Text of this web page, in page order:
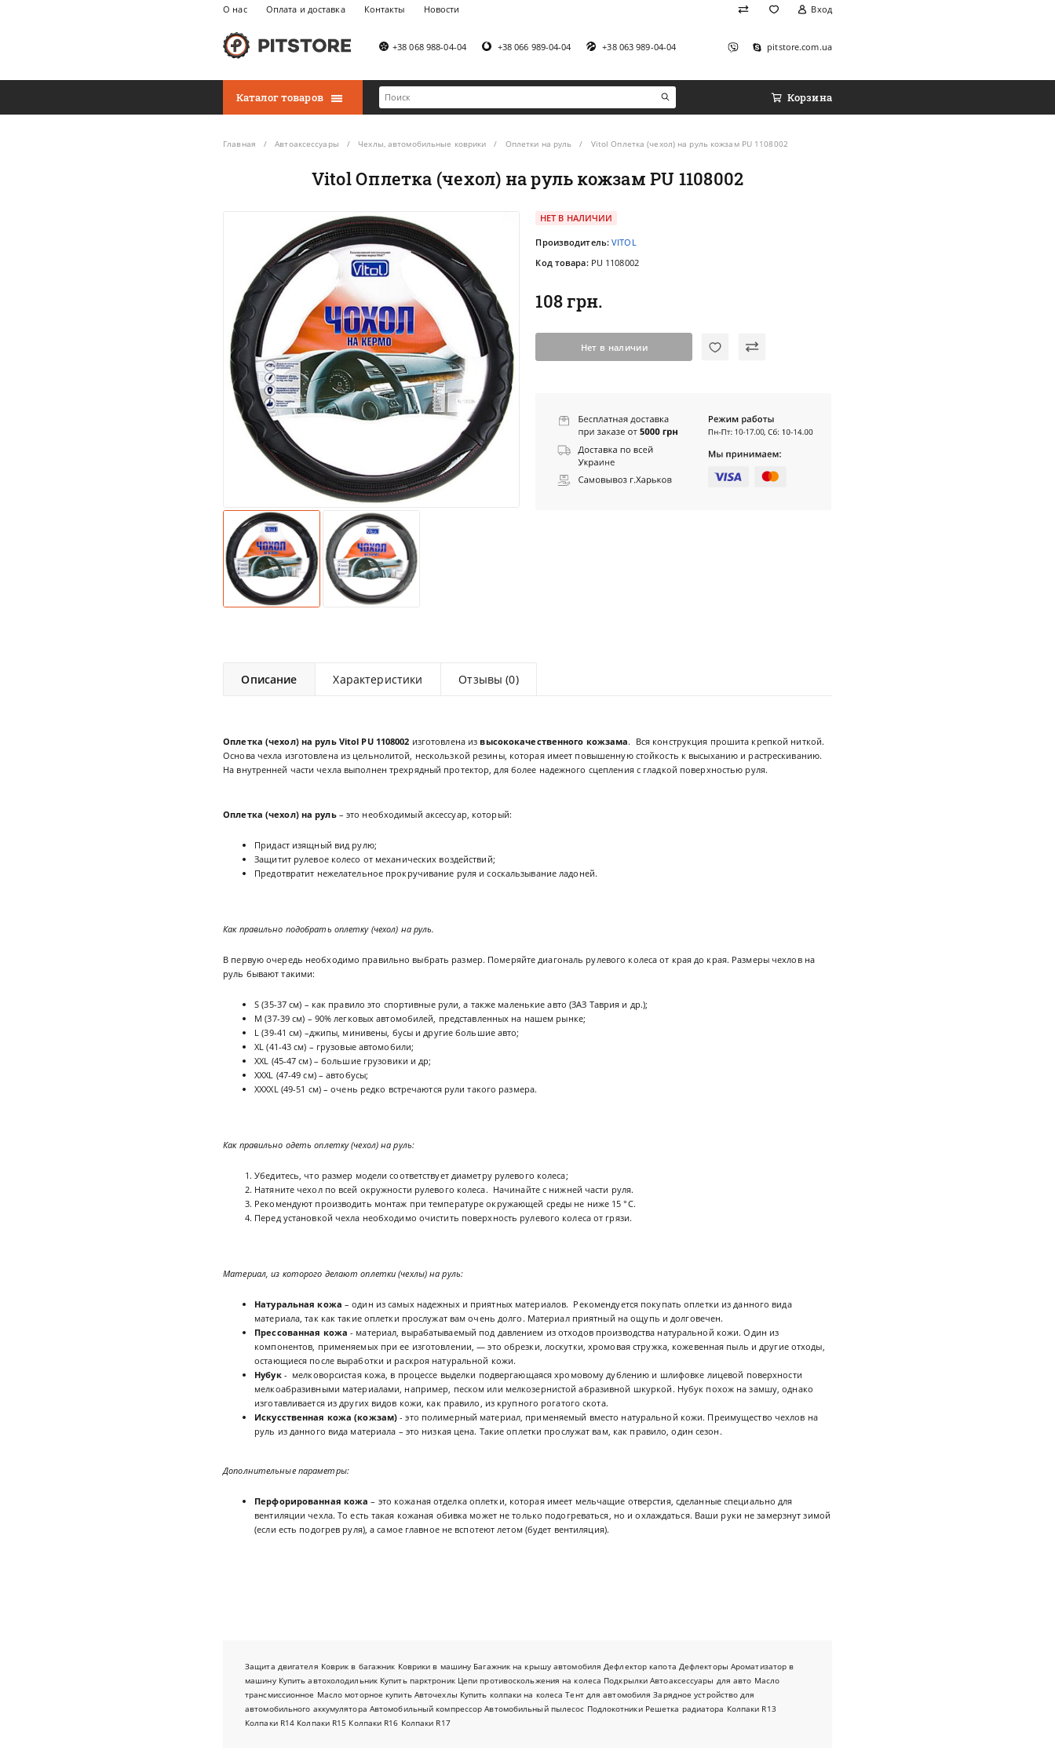
О нас Оплата и доставка Контакты Новости Вход
+38 068 988-04-04 +38 066 989-04-04 +38 063 989-04-04 pitstore.com.ua
Каталог товаров Корзина
Главная Автоаксессуары Чехлы, автомобильные коврики Оплетки на руль Vitol Оплетка (чехол) на руль кожзам PU 1108002
Vitol Оплетка (чехол) на руль кожзам PU 1108002
НЕТ В НАЛИЧИИ
Производитель:VITOL
Код товара: PU 1108002
108 грн.
Нет в наличии
Описание Характеристики Отзывы (0)
Оплетка (чехол) на руль Vitol PU 1108002 изготовлена извысококачественного кожзама. Вся конструкция прошита крепкой ниткой.
Основа чехла изготовлена из цельнолитой, нескользкой резины, которая имеет повышенную стойкость к высыханию и растрескиванию.
На внутренней части чехла выполнен трехрядный протектор, для более надежного сцепления с гладкой поверхностью руля.
Оплетка (чехол) на руль– это необходимый аксессуар, который:
Придаст изящный вид рулю;
Защитит рулевое колесо от механических воздействий;
Предотвратит нежелательное прокручивание руля и соскальзывание ладоней.
Как правильно подобрать оплетку (чехол) на руль.
В первую очередь необходимо правильно выбрать размер. Померяйте диагональ рулевого колеса от края до края. Размеры чехлов на
руль бывают такими:
S (35-37 см) – как правило это спортивные рули, а также маленькие авто (ЗАЗ Таврия и др.);
М (37-39 см) – 90% легковых автомобилей, представленных на нашем рынке;
L (39-41 см) –джипы, минивены, бусы и другие большие авто;
XL (41-43 см) – грузовые автомобили;
XXL (45-47 см) – большие грузовики и др;
XXXL (47-49 см) – автобусы;
XXXXL (49-51 см) – очень редко встречаются рули такого размера.
Как правильно одеть оплетку (чехол) на руль:
Убедитесь, что размер модели соответствует диаметру рулевого колеса;
Натяните чехол по всей окружности рулевого колеса. Начинайте с нижней части руля.
Рекомендуют производить монтаж при температуре окружающей среды не ниже 15 °С.
Перед установкой чехла необходимо очистить поверхность рулевого колеса от грязи.
Материал, из которого делают оплетки (чехлы) на руль:
Натуральная кожа – один из самых надежных и приятных материалов. Рекомендуется покупать оплетки из данного вида
материала, так как такие оплетки прослужат вам очень долго. Материал приятный на ощупь и долговечен.
Прессованная кожа - материал, вырабатываемый под давлением из отходов производства натуральной кожи. Один из
компонентов, применяемых при ее изготовлении, — это обрезки, лоскутки, хромовая стружка, кожевенная пыль и другие отходы,
остающиеся после выработки и раскроя натуральной кожи.
Нубук - мелковорсистая кожа, в процессе выделки подвергающаяся хромовому дублению и шлифовке лицевой поверхности
мелкоабразивными материалами, например, песком или мелкозернистой абразивной шкуркой. Нубук похож на замшу, однако
изготавливается из других видов кожи, как правило, из крупного рогатого скота.
Искусственная кожа (кожзам) - это полимерный материал, применяемый вместо натуральной кожи. Преимущество чехлов на
руль из данного вида материала – это низкая цена. Такие оплетки прослужат вам, как правило, один сезон.
Дополнительные параметры:
Перфорированная кожа – это кожаная отделка оплетки, которая имеет мельчащие отверстия, сделанные специально для
вентиляции чехла. То есть такая кожаная обивка может не только подогреваться, но и охлаждаться. Ваши руки не замерзнут зимой
(если есть подогрев руля), а самое главное не вспотеют летом (будет вентиляция).
Защита двигателя Коврик в багажник Коврики в машину Багажник на крышу автомобиля Дефлектор капота Дефлекторы Ароматизатор в
машину Купить автохолодильник Купить парктроник Цепи противоскольжения на колеса Подкрылки Автоаксессуары для авто Масло
трансмиссионное Масло моторное купить Авточехлы Купить колпаки на колеса Тент для автомобиля Зарядное устройство для
автомобильного аккумулятора Автомобильный компрессор Автомобильный пылесос Подлокотники Решетка радиатора Колпаки R13
Колпаки R14 Колпаки R15 Колпаки R16 Колпаки R17